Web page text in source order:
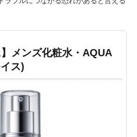
】メンズ化粧水・AQUA
ス)